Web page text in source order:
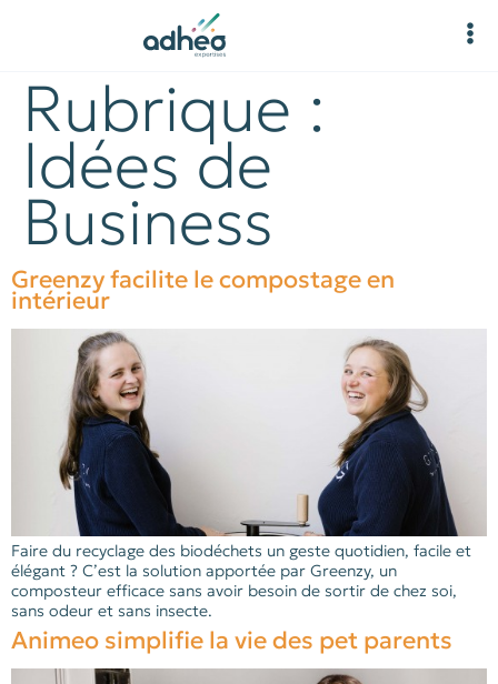
Rubrique :
Idées de
Business
Greenzy facilite le compostage en
intérieur
Faire du recyclage des biodéchets un geste quotidien, facile et
élégant ? C’est la solution apportée par Greenzy, un
composteur efficace sans avoir besoin de sortir de chez soi,
sans odeur et sans insecte.
Animeo simplifie la vie des pet parents